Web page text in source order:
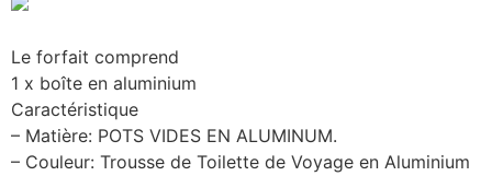
Le forfait comprend
1 x boîte en aluminium
Caractéristique
– Matière: POTS VIDES EN ALUMINUM.
– Couleur: Trousse de Toilette de Voyage en Aluminium